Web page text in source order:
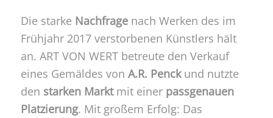
Die starke Nachfragenach Werken des im
Frühjahr 2017 verstorbenen Künstlers hält
an. ART VON WERT betreute den Verkauf
eines Gemäldes von A.R. Penckund nutzte
den starken Marktmit einer passgenauen
Platzierung. Mit großem Erfolg: Das